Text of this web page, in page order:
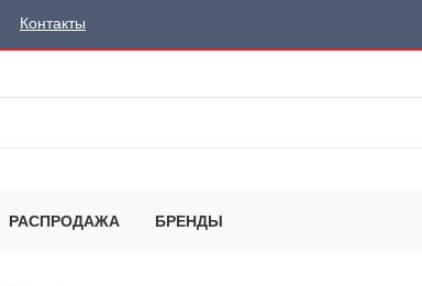
Контакты
РАСПРОДАЖА БРЕНДЫ